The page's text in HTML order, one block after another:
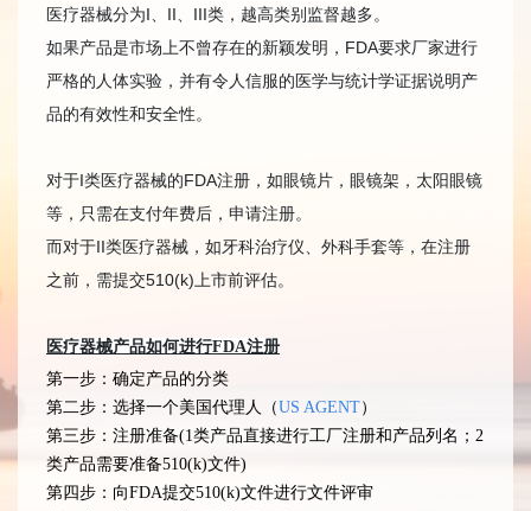
医疗器械分为I、II、III类，越高类别监督越多。
如果产品是市场上不曾存在的新颖发明，FDA要求厂家进行
严格的人体实验，并有令人信服的医学与统计学证据说明产
品的有效性和安全性。
对于I类医疗器械的FDA注册，如眼镜片，眼镜架，太阳眼镜
等，只需在支付年费后，申请注册。
而对于II类医疗器械，如牙科治疗仪、外科手套等，在注册
之前，需提交510(k)上市前评估。
医疗器械产品如何进行FDA注册
第一步：确定产品的分类
第二步：选择一个美国代理人（US AGENT）
第三步：注册准备(1类产品直接进行工厂注册和产品列名；2
类产品需要准备510(k)文件)
第四步：向FDA提交510(k)文件进行文件评审